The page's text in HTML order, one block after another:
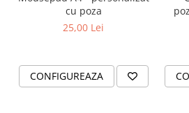
cu poza
25,00 Lei
CONFIGUREAZA
poza/